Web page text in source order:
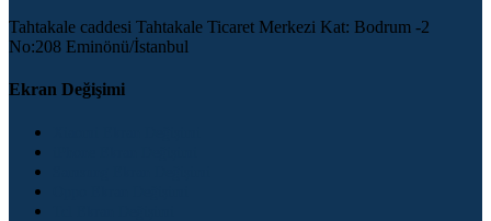
Tahtakale caddesi Tahtakale Ticaret Merkezi Kat: Bodrum -2
No:208 Eminönü/İstanbul
Ekran Değişimi